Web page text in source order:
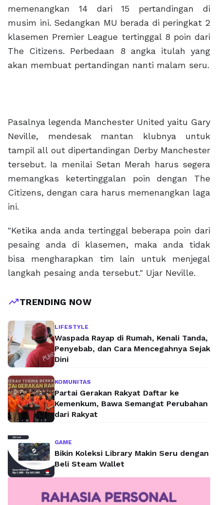
memenangkan 14 dari 15 pertandingan di
musim ini. Sedangkan MU berada di peringkat 2
klasemen Premier League tertinggal 8 poin dari
The Citizens. Perbedaan 8 angka itulah yang
akan membuat pertandingan nanti malam seru.
Pasalnya legenda Manchester United yaitu Gary
Neville, mendesak mantan klubnya untuk
tampil all out dipertandingan Derby Manchester
tersebut. Ia menilai Setan Merah harus segera
memangkas ketertinggalan poin dengan The
Citizens, dengan cara harus memenangkan laga
ini.
"Ketika anda anda tertinggal beberapa poin dari
pesaing anda di klasemen, maka anda tidak
bisa mengharapkan tim lain untuk menjegal
langkah pesaing anda tersebut." Ujar Neville.
trending_upTRENDING NOW
LIFESTYLE
Waspada Rayap di Rumah, Kenali Tanda,
Penyebab, dan Cara Mencegahnya Sejak
Dini
KOMUNITAS
Partai Gerakan Rakyat Daftar ke
Kemenkum, Bawa Semangat Perubahan
dari Rakyat
GAME
Bikin Koleksi Library Makin Seru dengan
Beli Steam Wallet